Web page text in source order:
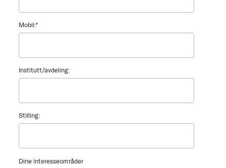
Mobil:*
Institutt/avdeling:
Stilling:
Dine interesseområder